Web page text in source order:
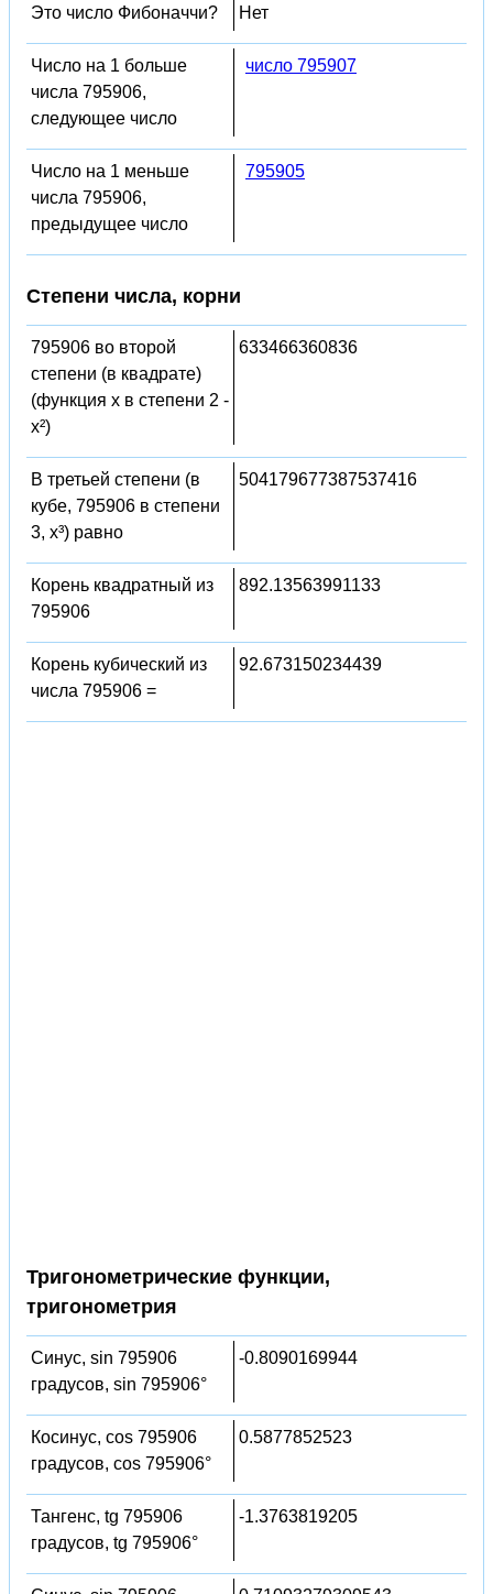
Это число Фибоначчи? Нет
Число на 1 больше
числа 795906,
следующее число
число 795907
Число на 1 меньше
числа 795906,
предыдущее число
795905
Степени числа, корни
795906 во второй
степени (в квадрате)
(функция x в степени 2 -
x²)
633466360836
В третьей степени (в
кубе, 795906 в степени
3, x³) равно
504179677387537416
Корень квадратный из
795906
892.13563991133
Корень кубический из
числа 795906 =
92.673150234439
Тригонометрические функции,
тригонометрия
Синус, sin 795906
градусов, sin 795906°
-0.8090169944
Косинус, cos 795906
градусов, cos 795906°
0.5877852523
Тангенс, tg 795906
градусов, tg 795906°
-1.3763819205